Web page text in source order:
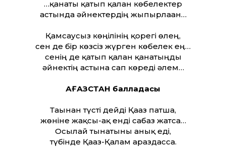
…қанаты қатып қалған көбелектер
астында әйнектердің жыпырлаған…
Қамсаусыз көңілінің қорегі өлең,
сен де бір көзсіз жүрген көбелек ең…
сенің де қатып қалған қанатыңды
әйнектің астына сап көреді әлем…
ҚАҒАЗСТАН балладасы
Тағынан түсті дейді Қағаз патша,
жөніне жақсы-ақ енді сабаз жатса…
Осылай тынатыны анық еді,
түбінде Қағаз-Қалам араздасса.